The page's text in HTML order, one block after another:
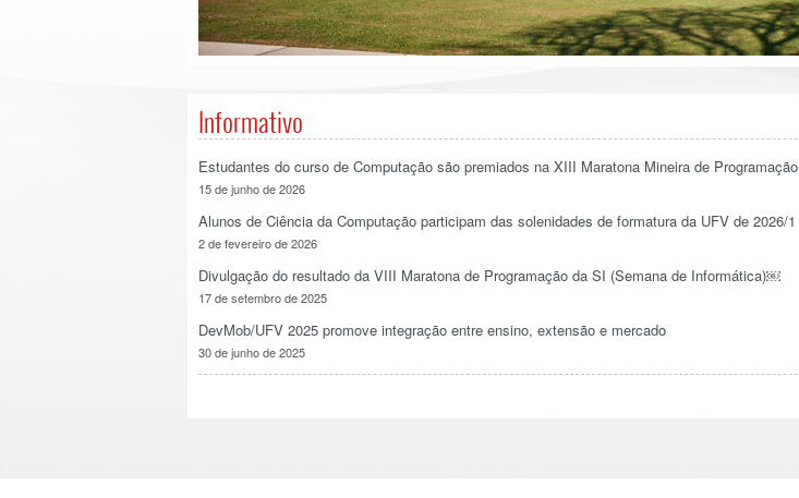
Informativo
Estudantes do curso de Computação são premiados na XIII Maratona Mineira de Programação
15 de junho de 2026
Alunos de Ciência da Computação participam das solenidades de formatura da UFV de 2026/1
2 de fevereiro de 2026
Divulgação do resultado da VIII Maratona de Programação da SI (Semana de Informática)￼
17 de setembro de 2025
DevMob/UFV 2025 promove integração entre ensino, extensão e mercado
30 de junho de 2025